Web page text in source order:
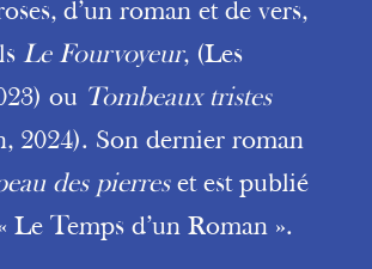
d’un roman et de vers,
Le Fourvoyeur, (Les
ou Tombeaux tristes
2024). Son dernier roman
des pierreset est publié
Le Temps d’un Roman ».